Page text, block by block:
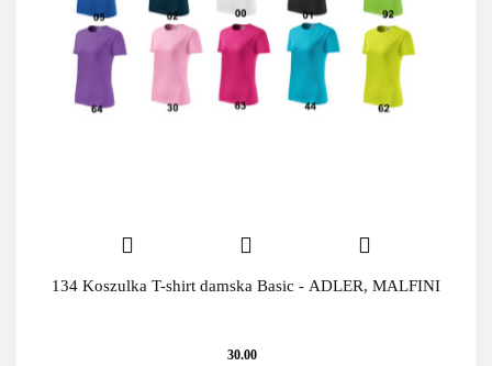
134 Koszulka T-shirt damska Basic - ADLER, MALFINI
30.00